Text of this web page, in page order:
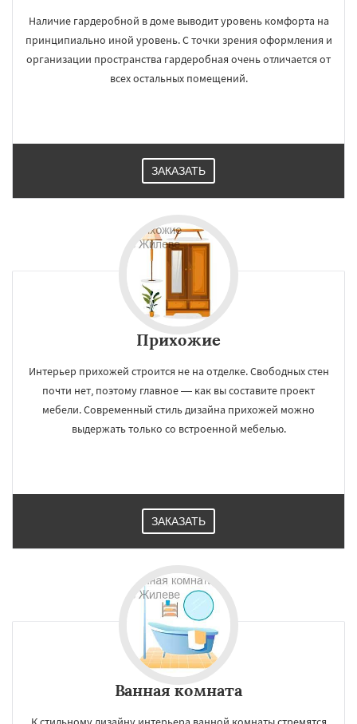
Наличие гардеробной в доме выводит уровень комфорта на
принципиально иной уровень. С точки зрения оформления и
организации пространства гардеробная очень отличается от
всех остальных помещений.
ЗАКАЗАТЬ
Прихожие
Интерьер прихожей строится не на отделке. Свободных стен
почти нет, поэтому главное — как вы составите проект
мебели. Современный стиль дизайна прихожей можно
выдержать только со встроенной мебелью.
ЗАКАЗАТЬ
Ванная комната